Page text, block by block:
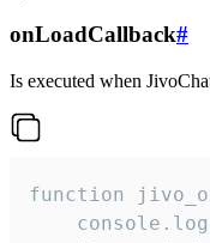
onLoadCallback#
Is executed when
function